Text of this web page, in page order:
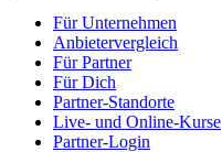
Für Unternehmen
Anbietervergleich
Für Partner
Für Dich
Partner-Standorte
Live- und Online-Kurse
Partner-Login